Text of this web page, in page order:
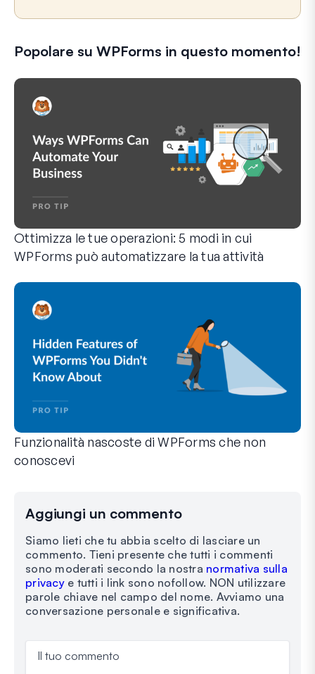
Popolare su WPForms in questo momento!
Ottimizza le tue operazioni: 5 modi in cui
WPForms può automatizzare la tua attività
Funzionalità nascoste di WPForms che non
conoscevi
Aggiungi un commento
Siamo lieti che tu abbia scelto di lasciare un
commento. Tieni presente che tutti i commenti
sono moderati secondo la nostra normativa sulla
privacye tutti i link sono nofollow. NON utilizzare
parole chiave nel campo del nome. Avviamo una
conversazione personale e significativa.
Il tuo commento